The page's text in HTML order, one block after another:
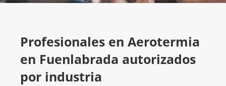
Profesionales en Aerotermia
en Fuenlabrada autorizados
por industria